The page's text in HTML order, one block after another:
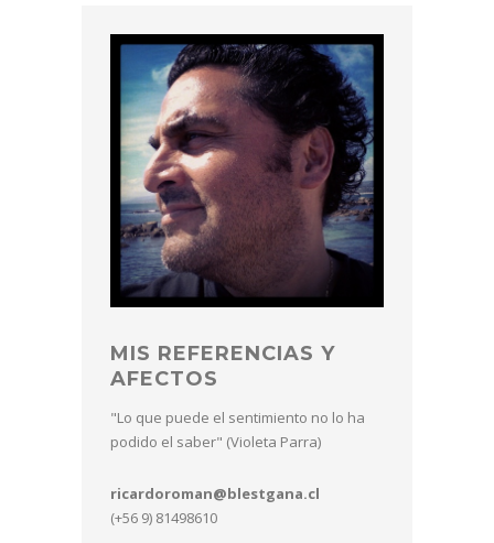
MIS REFERENCIAS Y
AFECTOS
"Lo que puede el sentimiento no lo ha
podido el saber" (Violeta Parra)
ricardoroman@blestgana.cl
(+56 9) 81498610